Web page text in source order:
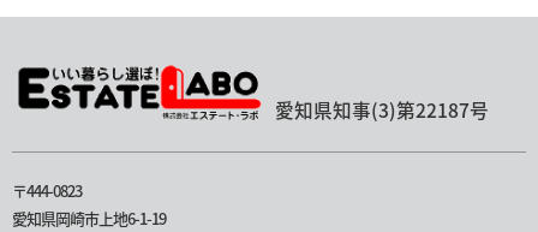
愛知県知事(3)第22187号
〒444-0823
愛知県岡崎市上地6-1-19